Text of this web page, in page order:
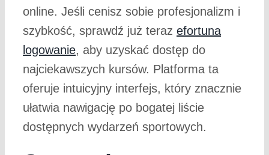
online. Jeśli cenisz sobie profesjonalizm i
szybkość, sprawdź już teraz efortuna
logowanie, aby uzyskać dostęp do
najciekawszych kursów. Platforma ta
oferuje intuicyjny interfejs, który znacznie
ułatwia nawigację po bogatej liście
dostępnych wydarzeń sportowych.